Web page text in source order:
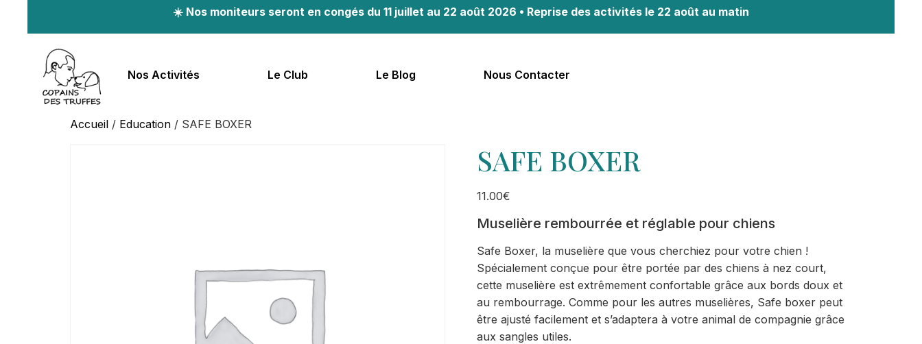
☀️ Nos moniteurs seront en congés du 11 juillet au 22 août 2026 • Reprise des activités le 22 août au matin
Nos Activités Le Club Le Blog Nous Contacter
Accueil / Education / SAFE BOXER
SAFE BOXER
11.00€
Muselière rembourrée et réglable pour chiens
Safe Boxer, la muselière que vous cherchiez pour votre chien !
Spécialement conçue pour être portée par des chiens à nez court,
cette muselière est extrêmement confortable grâce aux bords doux et
au rembourrage. Comme pour les autres muselières, Safe boxer peut
être ajusté facilement et s’adaptera à votre animal de compagnie grâce
aux sangles utiles.